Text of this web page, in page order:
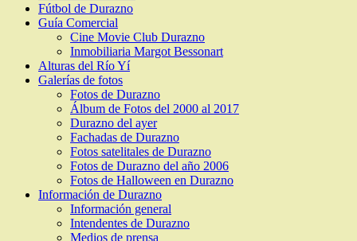
Fútbol de Durazno
Guía Comercial
Cine Movie Club Durazno
Inmobiliaria Margot Bessonart
Alturas del Río Yí
Galerías de fotos
Fotos de Durazno
Álbum de Fotos del 2000 al 2017
Durazno del ayer
Fachadas de Durazno
Fotos satelitales de Durazno
Fotos de Durazno del año 2006
Fotos de Halloween en Durazno
Información de Durazno
Información general
Intendentes de Durazno
Medios de prensa